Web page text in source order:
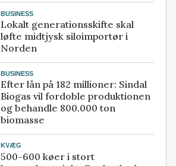
BUSINESS
Lokalt generationsskifte skal
løfte midtjysk siloimportør i
Norden
BUSINESS
Efter lån på 182 millioner: Sindal
Biogas vil fordoble produktionen
og behandle 800.000 ton
biomasse
KVÆG
500-600 køer i stort